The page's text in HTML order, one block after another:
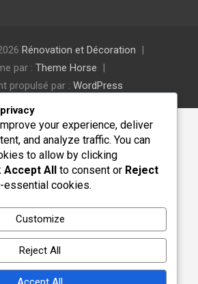
Rénovation et Décoration
par : Theme Horse
propulsé par : WordPress
your experience, deliver
and analyze traffic. You can
to allow by clicking
Accept All to consent or Reject
essential cookies.
Customize
Reject All